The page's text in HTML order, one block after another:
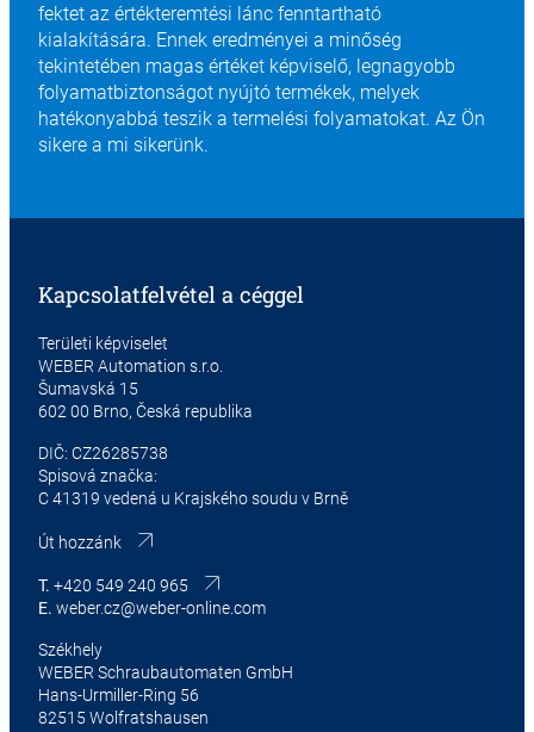
fektet az értékteremtési lánc fenntartható
kialakítására. Ennek eredményei a minőség
tekintetében magas értéket képviselő, legnagyobb
folyamatbiztonságot nyújtó termékek, melyek
hatékonyabbá teszik a termelési folyamatokat. Az Ön
sikere a mi sikerünk.
Kapcsolatfelvétel a céggel
Területi képviselet
WEBER Automation s.r.o.
Šumavská 15
602 00 Brno, Česká republika
DIČ: CZ26285738
Spisová značka:
C 41319 vedená u Krajského soudu v Brně
Út hozzánk
T. +420 549 240 965
E. weber.cz@weber-online.com
Székhely
WEBER Schraubautomaten GmbH
Hans-Urmiller-Ring 56
82515 Wolfratshausen